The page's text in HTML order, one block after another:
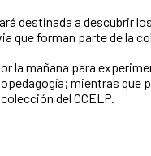
destinada a descubrir
que forman parte de la
la mañana para
mientras
del CCELP.